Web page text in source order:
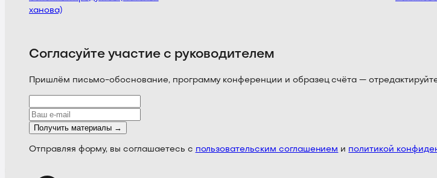
Гараханова)
Согласуйте участие с руководителем
Пришлём письмо-обоснование, программу конференции и образец счёта —
Получить материалы →
Отправляя форму, вы соглашаетесь с пользовательским соглашением и политикой